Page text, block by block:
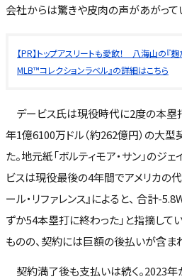
会社からは驚きや皮肉の声があがって
【PR】トップアスリートも愛飲！ 八海山の『
MLB™コレクションラベル』の詳細はこちら
デービス氏は現役時代に2度の本塁
年1億6100万ドル（約262億円）の大
た。地元紙「ボルティモア・サン」のジ
ビスは現役最後の4年間でアメリカの
ール・リファレンス』によると、 合計-
ずか54本塁打に終わった」と指摘して
ものの、契約には巨額の後払いが含ま
契約満了後も支払いは続く。2023